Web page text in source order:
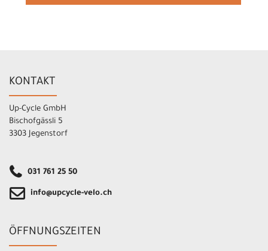
KONTAKT
Up-Cycle GmbH
Bischofgässli 5
3303 Jegenstorf
031 761 25 50
info@upcycle-velo.ch
ÖFFNUNGSZEITEN